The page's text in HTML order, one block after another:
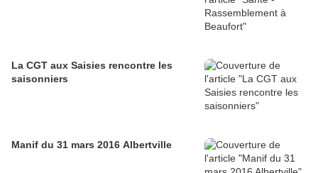
La CGT aux Saisies rencontre les
saisonniers
Manif du 31 mars 2016 Albertville